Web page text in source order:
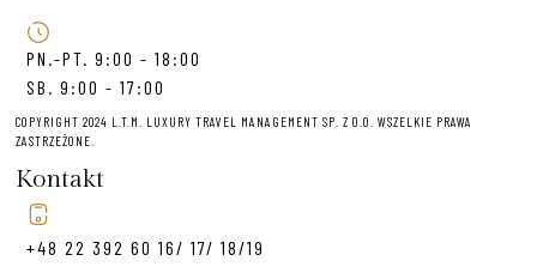
PN.-PT. 9:00 - 18:00
SB. 9:00 - 17:00
COPYRIGHT 2024 L.T.M. LUXURY TRAVEL MANAGEMENT SP. Z O.O. WSZELKIE PRAWA
ZASTRZEŻONE.
Kontakt
+48 22 392 60 16/ 17/ 18/19